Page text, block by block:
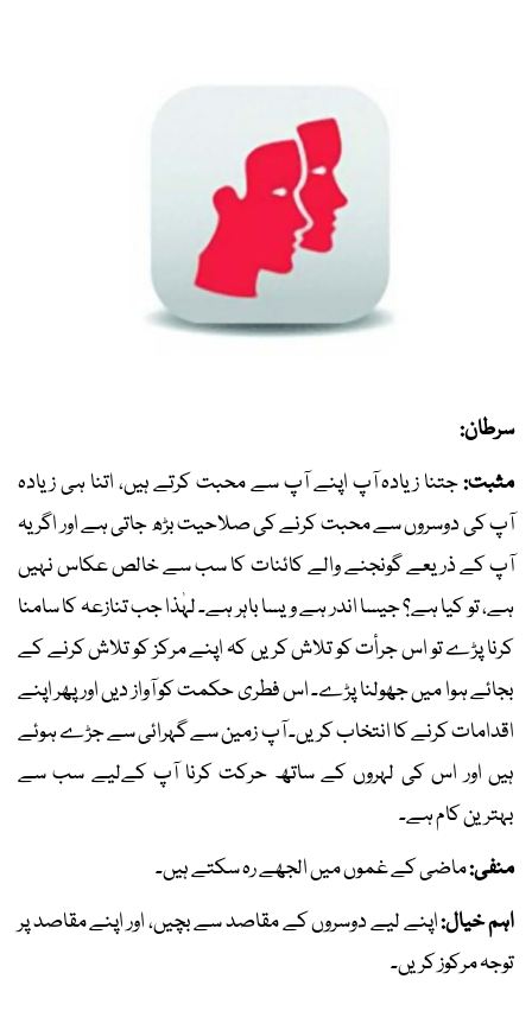
سرطان:
مثبت:جتنا زیادہ آپ اپنے آپ سے محبت کرتے ہیں، اتنا ہی زیادہ
آپ کی دوسروں سے محبت کرنے کی صلاحیت بڑھ جاتی ہے اور اگر یہ
آپ کے ذریعے گونجنے والے کائنات کا سب سے خالص عکاس نہیں
ہے، تو کیا ہے؟ جیسا اندر ہے ویسا باہر ہے۔ لہٰذا جب تنازعہ کا سامنا
کرنا پڑے تو اس جرأت کو تلاش کریں کہ اپنے مرکز کو تلاش کرنے کے
بجائے ہوا میں جھولنا پڑے۔ اس فطری حکمت کو آواز دیں اور پھر اپنے
اقدامات کرنے کا انتخاب کریں۔ آپ زمین سے گہرائی سے جڑے ہوئے
ہیں اور اس کی لہروں کے ساتھ حرکت کرنا آپ کےلیے سب سے
بہترین کام ہے۔
منفی:ماضی کے غموں میں الجھے رہ سکتے ہیں۔
اہم خیال:اپنے لیے دوسروں کے مقاصد سے بچیں، اور اپنے مقاصد پر
توجہ مرکوز کریں۔